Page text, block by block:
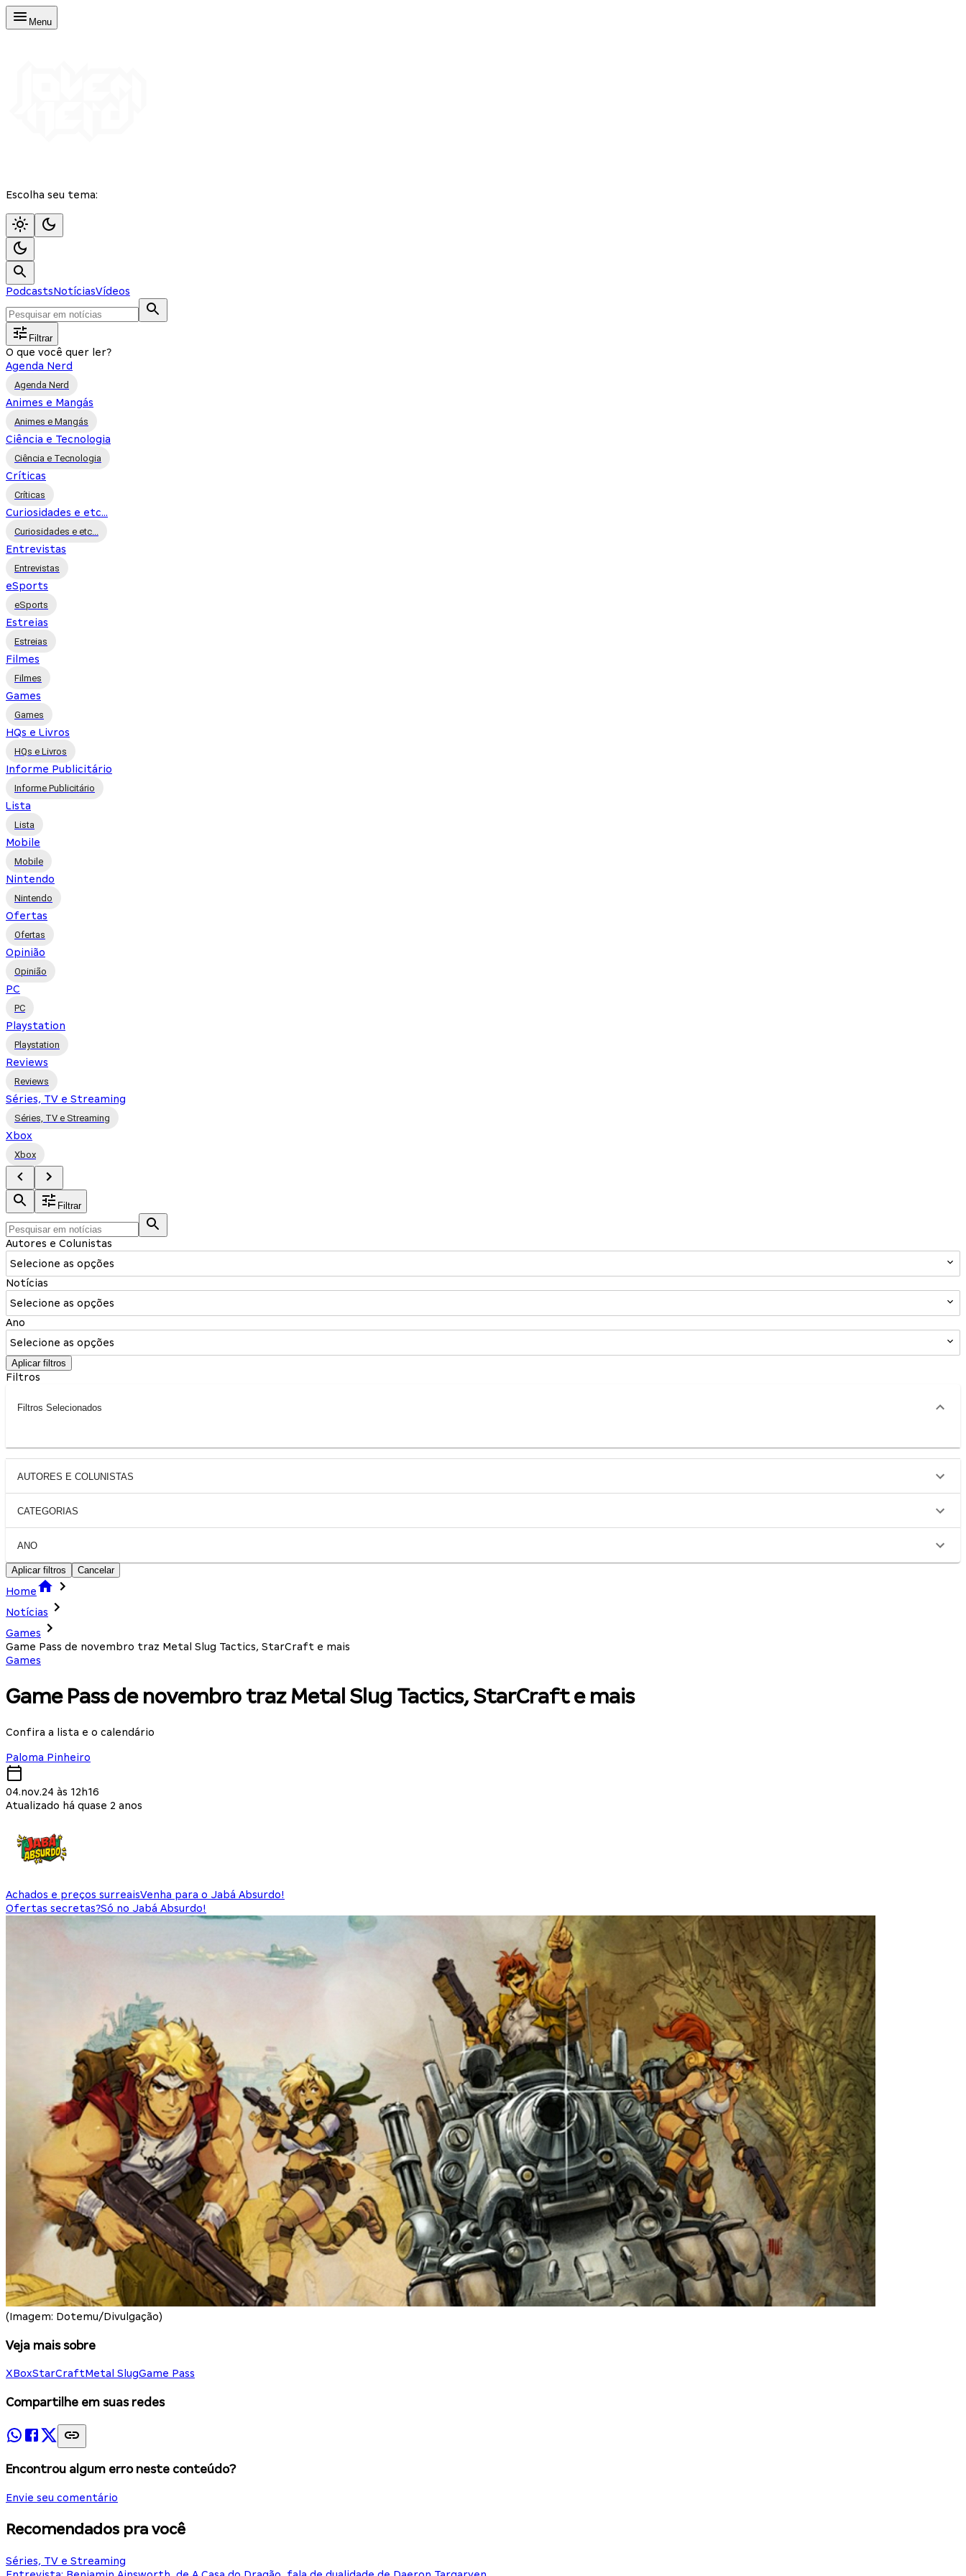
Menu
Escolha seu tema:
PodcastsNotíciasVídeos
Filtrar
O que você quer ler?
Agenda Nerd
Agenda Nerd
Animes e Mangás
Animes e Mangás
Ciência e Tecnologia
Ciência e Tecnologia
Críticas
Críticas
Curiosidades e etc...
Curiosidades e etc...
Entrevistas
Entrevistas
eSports
eSports
Estreias
Estreias
Filmes
Filmes
Games
Games
HQs e Livros
HQs e Livros
Informe Publicitário
Informe Publicitário
Lista
Lista
Mobile
Mobile
Nintendo
Nintendo
Ofertas
Ofertas
Opinião
Opinião
PC
PC
Playstation
Playstation
Reviews
Reviews
Séries, TV e Streaming
Séries, TV e Streaming
Xbox
Xbox
Filtrar
Autores e Colunistas
Selecione as opções
Notícias
Selecione as opções
Ano
Selecione as opções
Aplicar filtros
Filtros
Filtros Selecionados
AUTORES E COLUNISTAS
CATEGORIAS
ANO
Aplicar filtros Cancelar
Home
Notícias
Games
Game Pass de novembro traz Metal Slug Tactics, StarCraft e mais
Games
Game Pass de novembro traz Metal Slug Tactics, StarCraft e mais
Confira a lista e o calendário
Paloma Pinheiro
04.nov.24 às 12h16
Atualizado há quase 2 anos
Achados e preços surreaisVenha para o Jabá Absurdo!
Ofertas secretas?Só no Jabá Absurdo!
(Imagem: Dotemu/Divulgação)
Veja mais sobre
XBoxStarCraftMetal SlugGame Pass
Compartilhe em suas redes
Encontrou algum erro neste conteúdo?
Envie seu comentário
Recomendados pra você
Séries, TV e Streaming